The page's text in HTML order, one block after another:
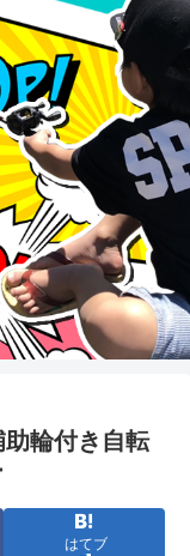
助輪付き自転
はてブ